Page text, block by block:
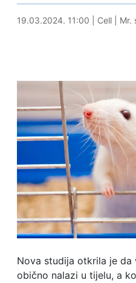
19.03.2024. 11:47
19.03.2024. 11:00 Cell| Mr.
Nova studija otkrila je
obično nalazi u tijelu, a